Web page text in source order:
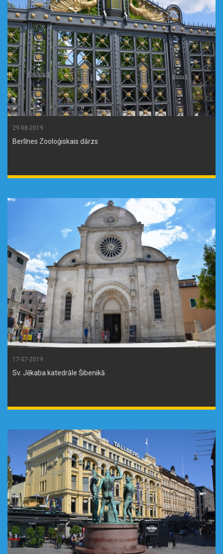
29-08-2019
Berlīnes Zooloģiskais dārzs
17-07-2019
Sv. Jēkaba ​​katedrāle Šibenikā